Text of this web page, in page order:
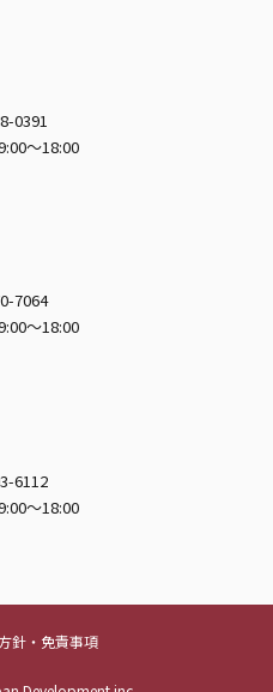
0391
～18:00
7064
～18:00
6112
～18:00
針・免責事項